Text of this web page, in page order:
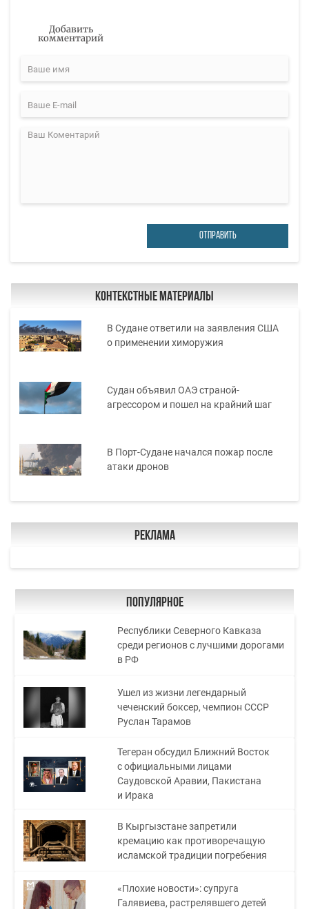
Добавить
комментарий
ОТПРАВИТЬ
Контекстные материалы
В Судане ответили на заявления США
о применении химоружия
Судан объявил ОАЭ страной-
агрессором и пошел на крайний шаг
В Порт-Судане начался пожар после
атаки дронов
Реклама
Популярное
Республики Северного Кавказа
среди регионов с лучшими дорогами
в РФ
Ушел из жизни легендарный
чеченский боксер, чемпион СССР
Руслан Тарамов
Тегеран обсудил Ближний Восток
с официальными лицами
Саудовской Аравии, Пакистана
и Ирака
В Кыргызстане запретили
кремацию как противоречащую
исламской традиции погребения
«Плохие новости»: супруга
Галявиева, растрелявшего детей